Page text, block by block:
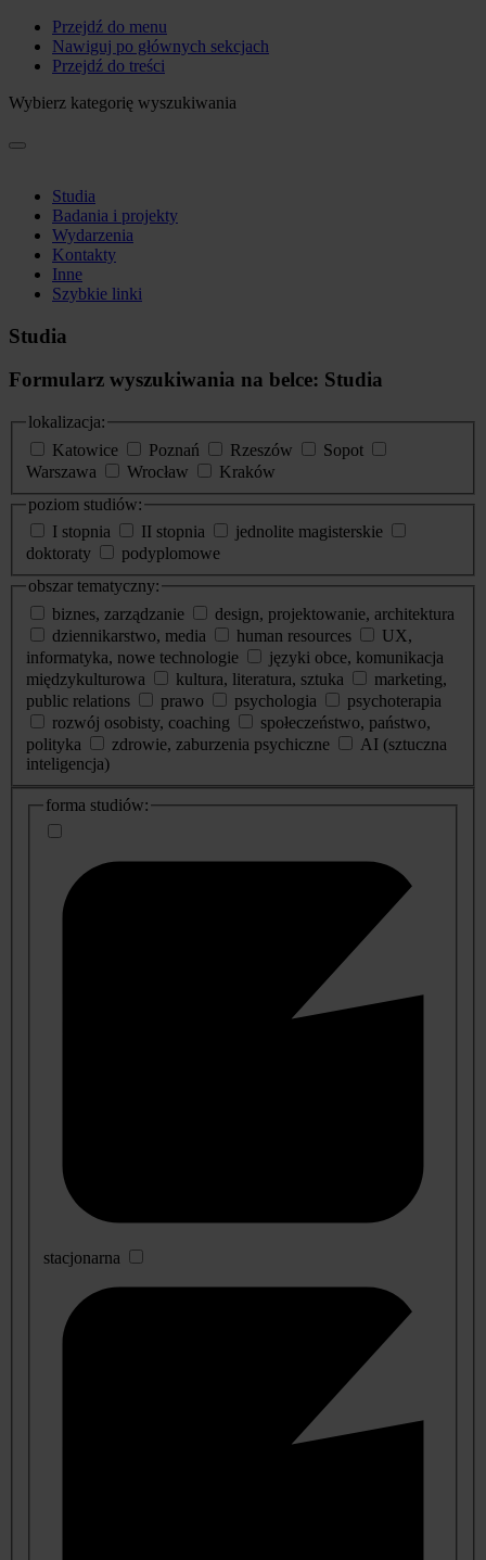
Przejdź do menu
Nawiguj po głównych sekcjach
Przejdź do treści
Wybierz kategorię wyszukiwania
Studia
Badania i projekty
Wydarzenia
Kontakty
Inne
Szybkie linki
Studia
Formularz wyszukiwania na belce: Studia
lokalizacja:
Katowice
Poznań Rzeszów
Sopot
Warszawa
Wrocław
Kraków
poziom studiów:
I stopnia
II stopnia
jednolite magisterskie
doktoraty
podyplomowe
obszar tematyczny:
biznes, zarządzanie
design, projektowanie, architektura
dziennikarstwo, media
human resources
UX,
informatyka, nowe technologie
języki obce, komunikacja
międzykulturowa
kultura, literatura, sztuka
marketing,
public relations
prawo psychologia
psychoterapia
rozwój osobisty, coaching
społeczeństwo, państwo,
polityka
zdrowie, zaburzenia psychiczne
AI (sztuczna
inteligencja)
dodatkowe
informacje
forma studiów:
stacjonarna